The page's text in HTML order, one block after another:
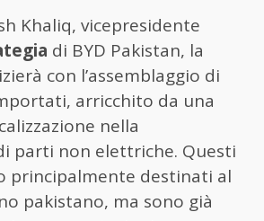
Khaliq, vicepresidente
di BYD Pakistan, la
con l’assemblaggio di
arricchito da una
nella
parti non elettriche. Questi
principalmente destinati al
pakistano, ma sono già